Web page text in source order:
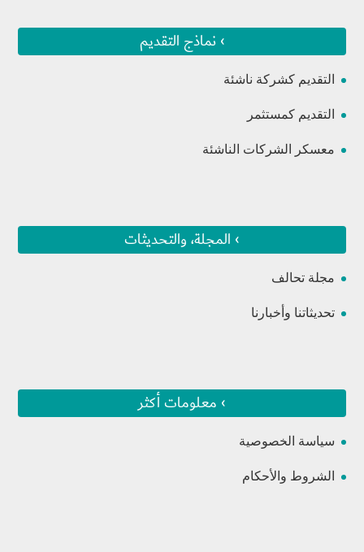
› نماذج التقديم
التقديم كشركة ناشئة
التقديم كمستثمر
معسكر الشركات الناشئة
› المجلة، والتحديثات
مجلة تحالف
تحديثاتنا وأخبارنا
› معلومات أكثر
سياسة الخصوصية
الشروط والأحكام